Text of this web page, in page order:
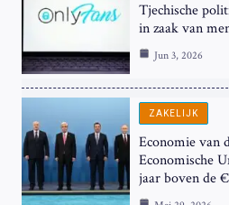
Tjechische
in zaak van
Jun 3, 2026
ZAKELIJK
Economie van
Economische
jaar boven de